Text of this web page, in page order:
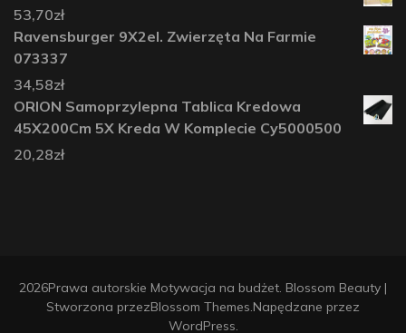
53,70zł
Ravensburger 9X2el. Zwierzęta Na Farmie
073337
34,58zł
ORION Samoprzylepna Tablica Kredowa
45X200Cm 5X Kreda W Komplecie Cy5000500
20,28zł
2026Prawa autorskie Motywacja na budżet. Blossom Beauty |
Stworzona przezBlossom Themes.Napędzane przez
WordPress.